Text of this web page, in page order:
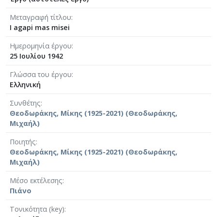
Μεταγραφή τίτλου
I agapi mas misei
Ημερομηνία έργου
25 Ιουλίου 1942
Γλώσσα του έργου
Ελληνική
Συνθέτης
Θεοδωράκης, Μίκης (1925-2021) (Θεοδωράκης,
Μιχαήλ)
Ποιητής
Θεοδωράκης, Μίκης (1925-2021) (Θεοδωράκης,
Μιχαήλ)
Μέσο εκτέλεσης
Πιάνο
Τονικότητα (key)